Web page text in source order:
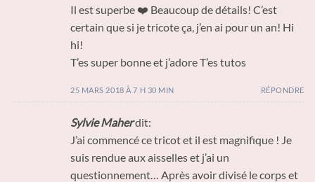
Il est superbe ❤️ Beaucoup de détails! C’est
certain que si je tricote ça, j’en ai pour un an! Hi
hi!
T’es super bonne et j’adore T’es tutos
25 MARS 2018 À 7 H 30 MIN RÉPONDRE
Sylvie Maherdit:
J’ai commencé ce tricot et il est magnifique ! Je
suis rendue aux aisselles et j’ai un
questionnement… Après avoir divisé le corps et